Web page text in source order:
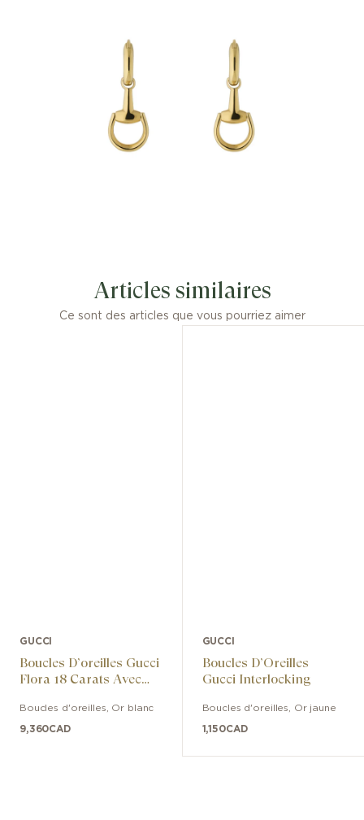
Articles similaires
Ce sont des articles que vous pourriez aimer
GUCCI
Boucles D’oreilles Gucci
Flora 18 Carats Avec
Boucles d'oreilles Or blanc
9,360CAD
GUCCI
Boucles D’Oreilles
Gucci Interlocking
Boucles d'oreilles Or jaune
1,150CAD